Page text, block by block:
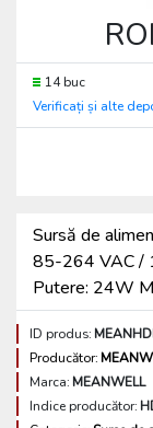
14 buc
Verificați și alte
Sursă de
85-264 VAC /
Putere: 24W
ID produs:
Producător:
Marca:MEANWELL
Indice producător: